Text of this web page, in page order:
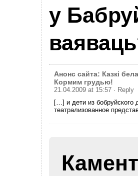
у
Анонс сайта: Казкі
Кормим грудью!
21.04.2009 at 15:57 · Reply
[…] и дети из бобруйского
театрализованное